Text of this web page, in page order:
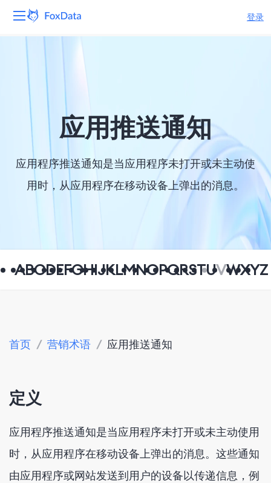
登录
产品
解决方案 应用推送通知
应用程序推送通知是当应用程序未打开或未主动使
用时，从应用程序在移动设备上弹出的消息。
ABCDEFGHIJKLMNOPQRSTUVWXYZ
首页 / 营销术语 / 应用推送通知
定义
应用程序推送通知是当应用程序未打开或未主动使用
时，从应用程序在移动设备上弹出的消息。这些通知
由应用程序或网站发送到用户的设备以传递信息，例